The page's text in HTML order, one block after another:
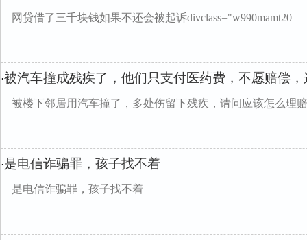
网贷借了三千块钱如果不还会被起诉divclass="w990mamt20
·被汽车撞成残疾了，他们只支付医药费，不愿赔偿
被楼下邻居用汽车撞了，多处伤留下残疾，请问应该怎么理
·是电信诈骗罪，孩子找不着
是电信诈骗罪，孩子找不着